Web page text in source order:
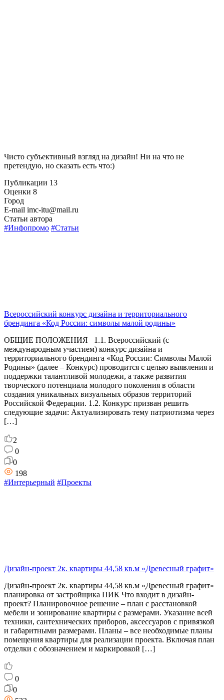
Чисто субъективный взгляд на дизайн! Ни на что не
претендую, но сказать есть что:)
Публикации 13
Оценки 8
Город
E-mail imc-itu@mail.ru
Статьи автора
#Инфопромо #Статьи
Всероссийский конкурс дизайна и территориального
брендинга «Код России: символы малой родины»
ОБЩИЕ ПОЛОЖЕНИЯ 1.1. Всероссийский (с
международным участием) конкурс дизайна и
территориального брендинга «Код России: Символы Малой
Родины» (далее – Конкурс) проводится с целью выявления и
поддержки талантливой молодежи, а также развития
творческого потенциала молодого поколения в области
создания уникальных визуальных образов территорий
Российской Федерации. 1.2. Конкурс призван решить
следующие задачи: Актуализировать тему патриотизма через
[…]
2
0
0
198
#Интерьерный #Проекты
Дизайн-проект 2к. квартиры 44,58 кв.м «Древесный графит»
Дизайн-проект 2к. квартиры 44,58 кв.м «Древесный графит»
планировка от застройщика ПИК Что входит в дизайн-
проект? Планировочное решение – план с расстановкой
мебели и зонирование квартиры с размерами. Указание всей
техники, сантехнических приборов, аксессуаров с привязкой
и габаритными размерами. Планы – все необходимые планы
помещения квартиры для реализации проекта. Включая план
отделки с обозначением и маркировкой […]
0
0